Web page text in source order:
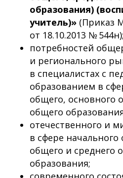
образования)
учитель)» (Приказ
от 18.10.2013 № 544н);
потребностей
и регионального
в специалистах с
образованием в
общего, основного
общего
отечественного и
в сфере
общего и среднего
образования;